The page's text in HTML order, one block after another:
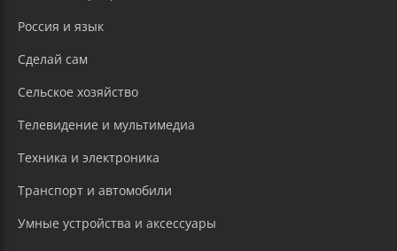
Россия и язык
Сделай сам
Сельское хозяйство
Телевидение и мультимедиа
Техника и электроника
Транспорт и автомобили
Умные устройства и аксессуары